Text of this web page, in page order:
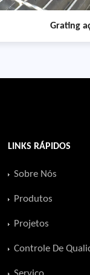
Grating
LINKS RÁPIDOS
Sobre Nós
Produtos
Projetos
Controle De